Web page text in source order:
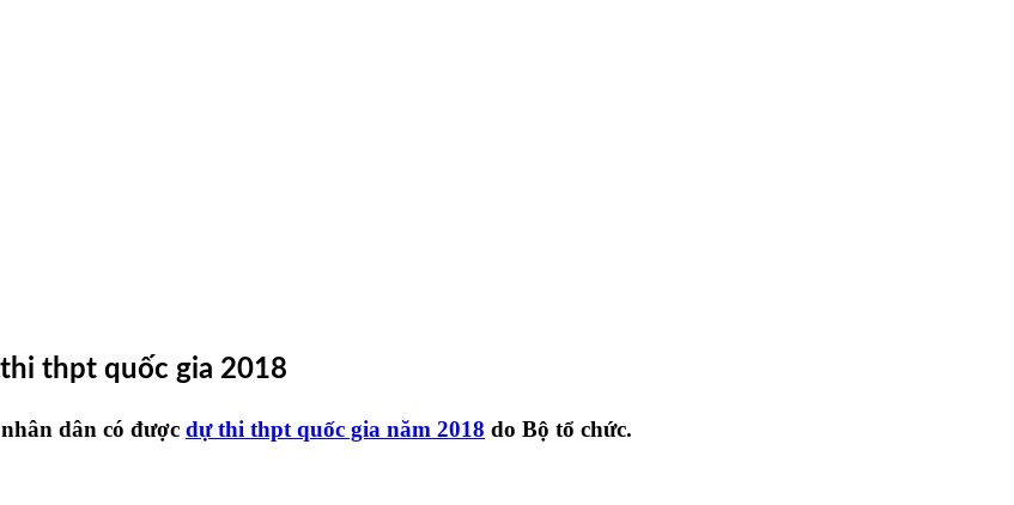
thpt quốc gia 2018
dân có được dự thi thpt quốc gia năm 2018 do Bộ tổ chức.